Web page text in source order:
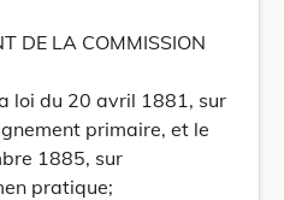
DE LA COMMISSION
loi du 20 avril 1881, sur
primaire, et le
1885, sur
pratique;